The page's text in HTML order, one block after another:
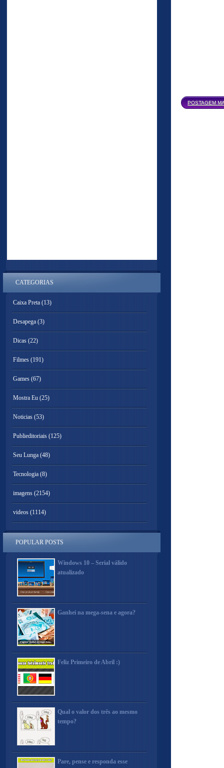
POSTAGEM
CATEGORIAS
Caixa Preta (13)
Desapega (3)
Dicas (22)
Filmes (191)
Games (67)
Mostra Eu (25)
Noticias (53)
Publieditoriais (125)
Seu Lunga (48)
Tecnologia (8)
imagens (2154)
videos (1114)
POPULAR POSTS
Windows 10 – Serial válido
atualizado
Ganhei na mega-sena e agora?
Feliz Primeiro de Abril :)
Qual o valor dos três ao mesmo
tempo?
Pare, pense e responda esse